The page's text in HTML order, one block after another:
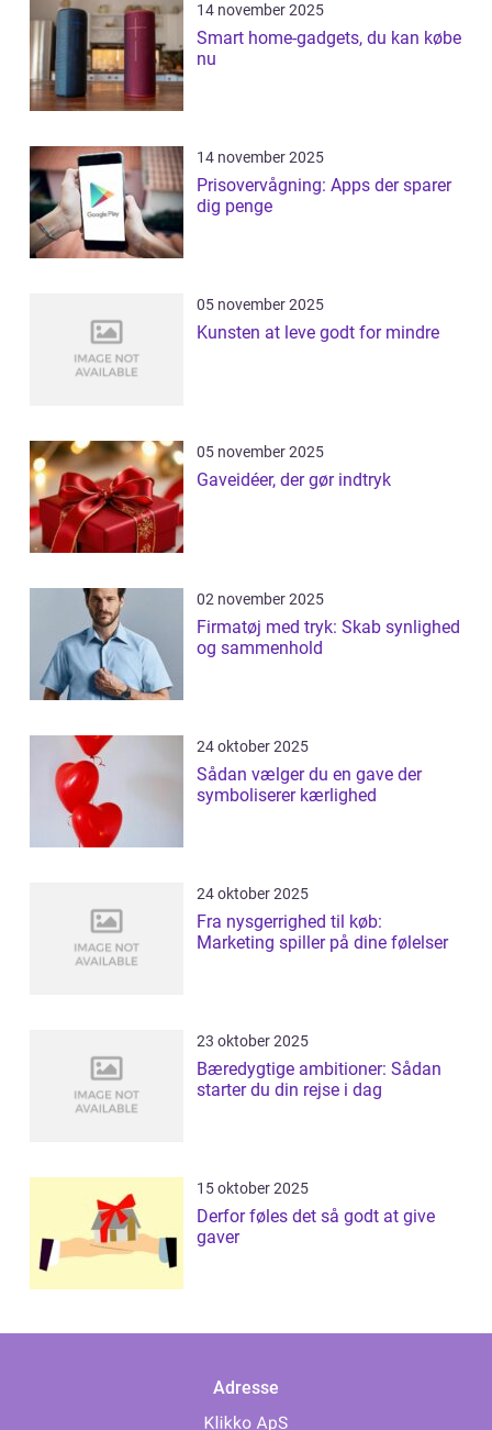
14 november 2025
Smart home-gadgets, du kan købe
nu
14 november 2025
Prisovervågning: Apps der sparer
dig penge
05 november 2025
Kunsten at leve godt for mindre
05 november 2025
Gaveidéer, der gør indtryk
02 november 2025
Firmatøj med tryk: Skab synlighed
og sammenhold
24 oktober 2025
Sådan vælger du en gave der
symboliserer kærlighed
24 oktober 2025
Fra nysgerrighed til køb:
Marketing spiller på dine følelser
23 oktober 2025
Bæredygtige ambitioner: Sådan
starter du din rejse i dag
15 oktober 2025
Derfor føles det så godt at give
gaver
Adresse